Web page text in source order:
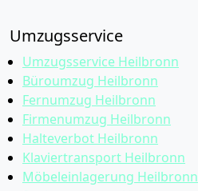
Umzugsservice
Umzugsservice Heilbronn
Büroumzug Heilbronn
Fernumzug Heilbronn
Firmenumzug Heilbronn
Halteverbot Heilbronn
Klaviertransport Heilbronn
Möbeleinlagerung Heilbronn